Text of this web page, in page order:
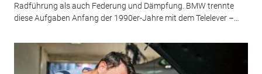
Radführung als auch Federung und Dämpfung. BMW trennte
diese Aufgaben Anfang der 1990er-Jahre mit dem Telelever –...